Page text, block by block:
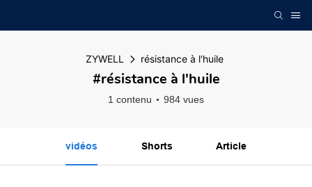
ZYWELL résistance à l'huile
#résistance à l'huile
1 contenu 984 vues
vidéos Shorts Article